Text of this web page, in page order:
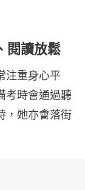
閱讀放鬆
注重身心平
考時會通過聽
，她亦會落街